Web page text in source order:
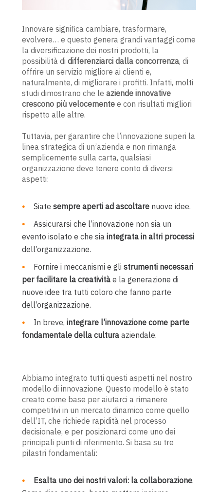
Innovare significa cambiare, trasformare,
evolvere… e questo genera grandi vantaggi come
la diversificazione dei nostri prodotti, la
possibilità di differenziarci dalla concorrenza, di
offrire un servizio migliore ai clienti e,
naturalmente, di migliorare i profitti. Infatti, molti
studi dimostrano che le aziende innovative
crescono più velocementee con risultati migliori
rispetto alle altre.
Tuttavia, per garantire che l’innovazione superi la
linea strategica di un’azienda e non rimanga
semplicemente sulla carta, qualsiasi
organizzazione deve tenere conto di diversi
aspetti:
Siate sempre aperti ad ascoltarenuove idee.
Assicurarsi che l’innovazione non sia un
evento isolato e che sia integrata in altri processi
dell’organizzazione.
Fornire i meccanismi e gli strumenti necessari
per facilitare la creativitàe la generazione di
nuove idee tra tutti coloro che fanno parte
dell’organizzazione.
In breve, integrare l’innovazione come parte
fondamentale della culturaaziendale.
Abbiamo integrato tutti questi aspetti nel nostro
modello di innovazione. Questo modello è stato
creato come base per aiutarci a rimanere
competitivi in un mercato dinamico come quello
dell’IT, che richiede rapidità nel processo
decisionale, e per posizionarci come uno dei
principali punti di riferimento. Si basa su tre
pilastri fondamentali:
Esalta uno dei nostri valori: la collaborazione.